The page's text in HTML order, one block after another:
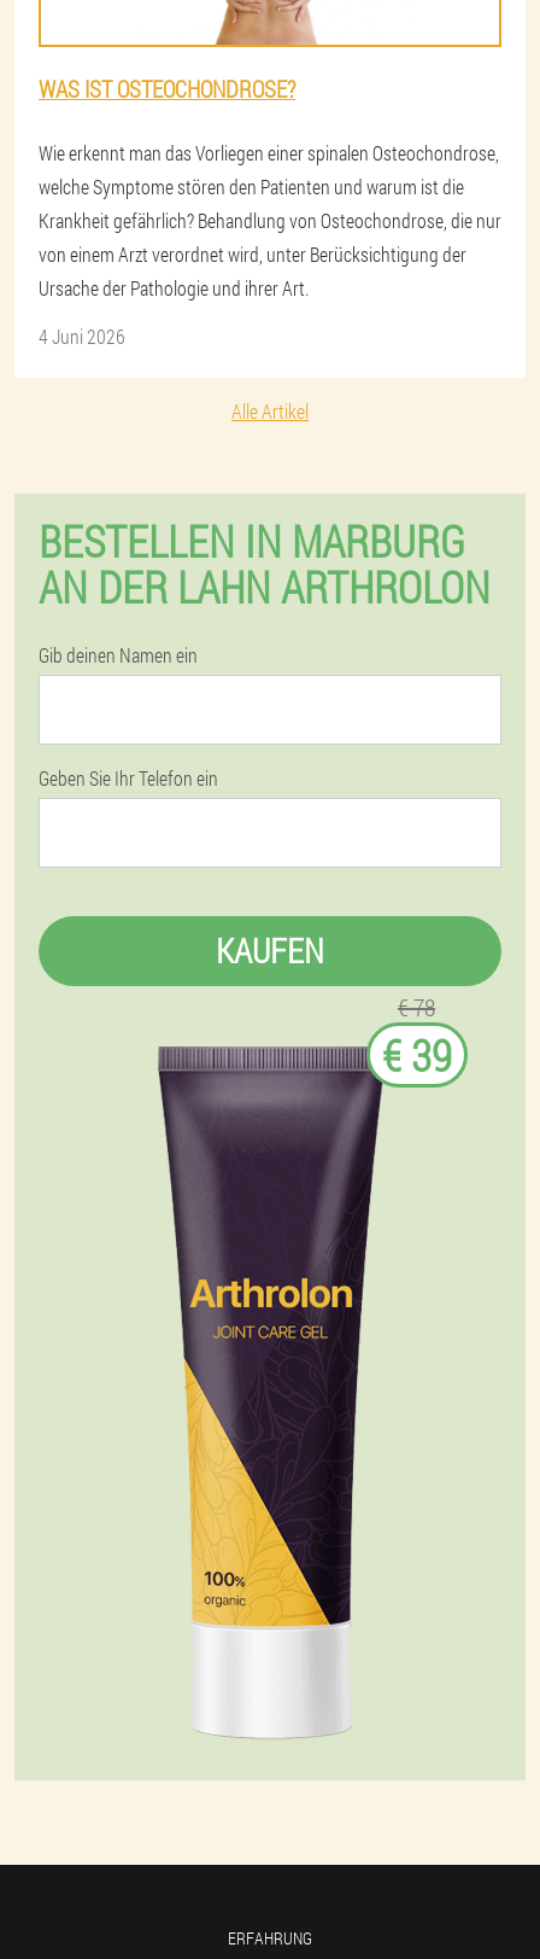
WAS IST OSTEOCHONDROSE?
Wie erkennt man das Vorliegen einer spinalen Osteochondrose,
welche Symptome stören den Patienten und warum ist die
Krankheit gefährlich? Behandlung von Osteochondrose, die nur
von einem Arzt verordnet wird, unter Berücksichtigung der
Ursache der Pathologie und ihrer Art.
4 Juni 2026
Alle Artikel
BESTELLEN IN MARBURG
AN DER LAHN ARTHROLON
Gib deinen Namen ein
Geben Sie Ihr Telefon ein
KAUFEN
€ 78
€ 39
ERFAHRUNG